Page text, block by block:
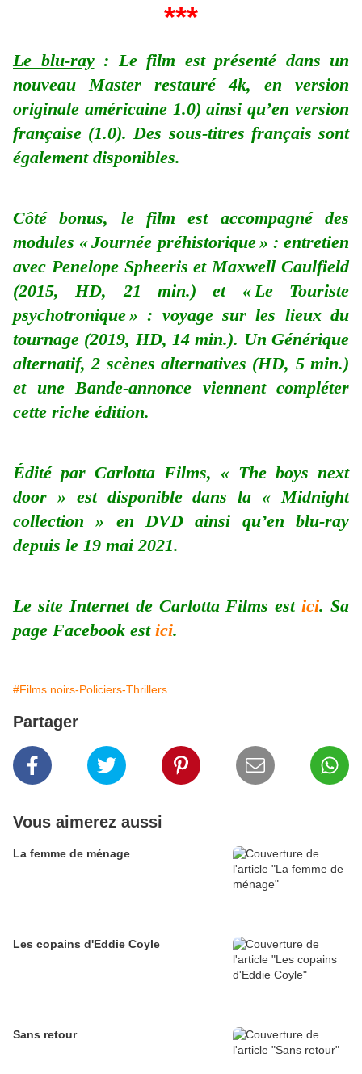
***
Le blu-ray: Le film est présenté dans un
nouveau Master restauré 4k, en version
originale américaine 1.0) ainsi qu’en version
française (1.0). Des sous-titres français sont
également disponibles.
Côté bonus, le film est accompagné des
modules « Journée préhistorique » : entretien
avec Penelope Spheeris et Maxwell Caulfield
(2015, HD, 21 min.) et « Le Touriste
psychotronique » : voyage sur les lieux du
tournage (2019, HD, 14 min.). Un Générique
alternatif, 2 scènes alternatives (HD, 5 min.)
et une Bande-annonce viennent compléter
cette riche édition.
Édité par Carlotta Films, « The boys next
door » est disponible dans la « Midnight
collection » en DVD ainsi qu’en blu-ray
depuis le 19 mai 2021.
Le site Internet de Carlotta Films estici. Sa
page Facebook est ici.
#Films noirs-Policiers-Thrillers
Partager
Vous aimerez aussi
La femme de ménage
Les copains d'Eddie Coyle
Sans retour